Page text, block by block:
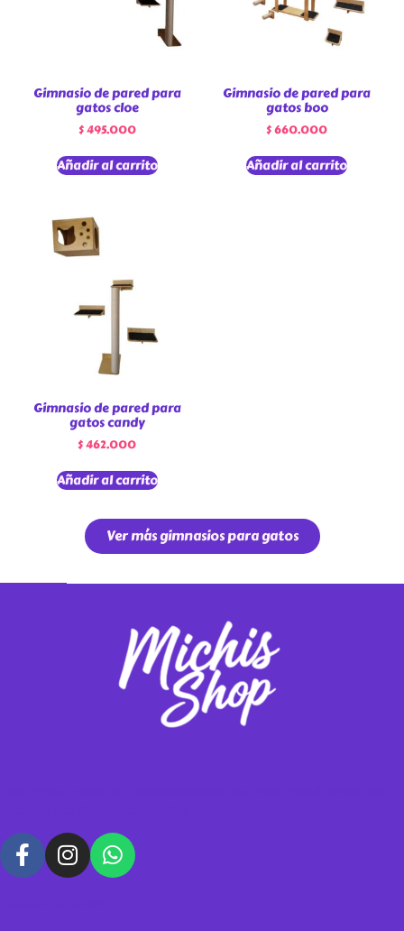
Gimnasio de pared para
gatos cloe
$495.000
Añadir al carrito
Gimnasio de pared para
gatos boo
$660.000
Añadir al carrito
Gimnasio de pared para
gatos candy
$462.000
Añadir al carrito
Ver más gimnasios para gatos